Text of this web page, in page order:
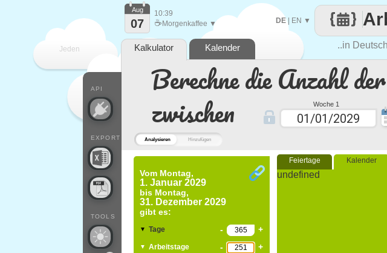
Analysieren Hinzufügen
Berechne die Anzahl
zwischen
Woche 1
Vom Montag,
1. Januar 2029
bis Montag,
31. Dezember 2029
gibt es:
▼ Tage - +
▼ Arbeitstage - +
Feiertage Kalender
undefined
Jeden ..in
DE| EN ▼
API
EXPORT
TOOLS
Aug
07
10:39
☕ Morgenkaffee ▼
Kalkulator Kalender